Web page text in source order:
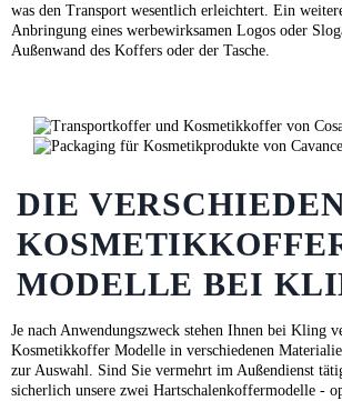
was den Transport wesentlich erleichtert. Ein
Anbringung eines werbewirksamen Logos oder
Außenwand des Koffers oder der Tasche.
DIE
MODELLE BEI
Je nach Anwendungszweck stehen Ihnen bei Kling
Kosmetikkoffer Modelle in verschiedenen
zur Auswahl. Sind Sie vermehrt im Außendienst
sicherlich unsere zwei Hartschalenkoffermodelle -